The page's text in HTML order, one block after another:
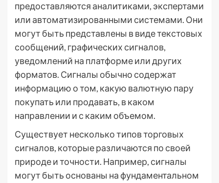
предоставляются аналитиками, экспертами
или автоматизированными системами. Они
могут быть представлены в виде текстовых
сообщений, графических сигналов,
уведомлений на платформе или других
форматов. Сигналы обычно содержат
информацию о том, какую валютную пару
покупать или продавать, в каком
направлении и с каким объемом.
Существует несколько типов торговых
сигналов, которые различаются по своей
природе и точности. Например, сигналы
могут быть основаны на фундаментальном